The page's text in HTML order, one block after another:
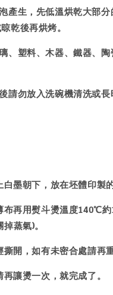
產生，先低溫烘乾大部
乾後再烘烤。
、塑料、木器、鐵器、
請勿放入洗碗機清洗或
墨朝下，放在坯體印製
再用熨斗燙溫度140℃約
蒸氣)。
開，如有未密合處請再
讓燙一次，就完成了。